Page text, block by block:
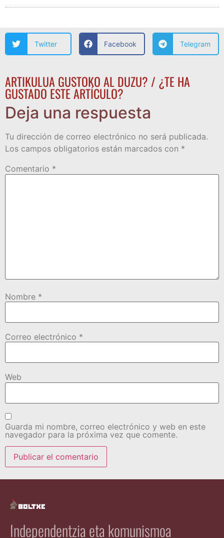
Twitter Facebook Telegram
ARTIKULUA GUSTOKO AL DUZU? / ¿TE HA
GUSTADO ESTE ARTÍCULO?
Deja una respuesta
Tu dirección de correo electrónico no será publicada.
Los campos obligatorios están marcados con *
Comentario *
Nombre *
Correo electrónico *
Web
Guarda mi nombre, correo electrónico y web en este
navegador para la próxima vez que comente.
Independentzia eta komunismoa